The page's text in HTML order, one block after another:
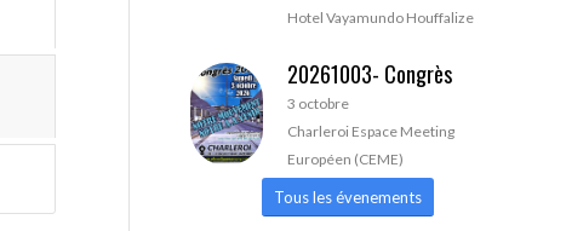
Hotel Vayamundo Houffalize
20261003- Congrès
3 octobre
Charleroi Espace Meeting
Européen (CEME)
Tous les évenements